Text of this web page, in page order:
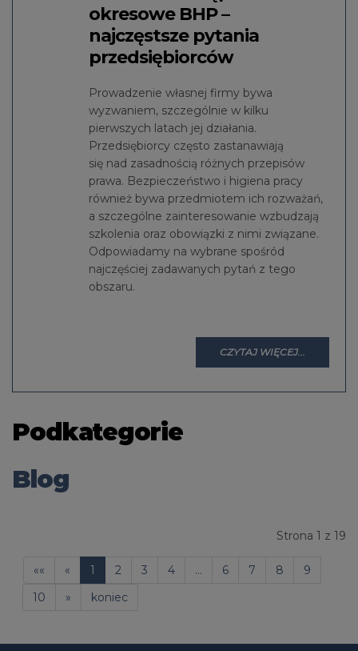
okresowe BHP –
najczęstsze pytania
przedsiębiorców
Prowadzenie własnej firmy bywa
wyzwaniem, szczególnie w kilku
pierwszych latach jej działania.
Przedsiębiorcy często zastanawiają
się nad zasadnością różnych przepisów
prawa. Bezpieczeństwo i higiena pracy
również bywa przedmiotem ich rozważań,
a szczególne zainteresowanie wzbudzają
szkolenia oraz obowiązki z nimi związane.
Odpowiadamy na wybrane spośród
najczęściej zadawanych pytań z tego
obszaru.
CZYTAJ WIĘCEJ...
Podkategorie
Blog
Strona 1 z 19
«« « 1 2 3 4 ... 6 7 8
9
10
» koniec